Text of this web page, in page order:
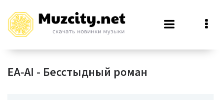
EA-AI - Бесстыдный роман